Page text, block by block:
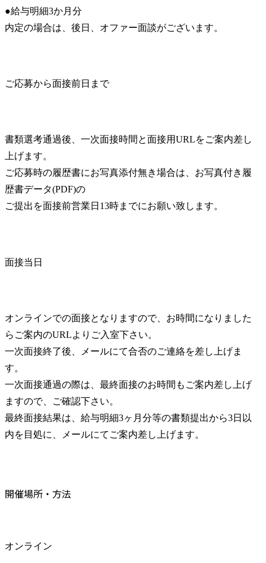
●給与明細3か月分
内定の場合は、後日、オファー面談がございます。
ご応募から面接前日まで
書類選考通過後、一次面接時間と面接用URLをご案内差し
上げます。
ご応募時の履歴書にお写真添付無き場合は、お写真付き履
歴書データ(PDF)の
ご提出を面接前営業日13時までにお願い致します。
面接当日
オンラインでの面接となりますので、お時間になりました
らご案内のURLよりご入室下さい。
一次面接終了後、メールにて合否のご連絡を差し上げま
す。
一次面接通過の際は、最終面接のお時間もご案内差し上げ
ますので、ご確認下さい。
最終面接結果は、給与明細3ヶ月分等の書類提出から3日以
内を目処に、メールにてご案内差し上げます。
開催場所・方法
オンライン